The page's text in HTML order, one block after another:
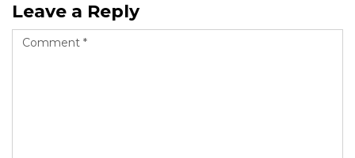
Leave a Reply